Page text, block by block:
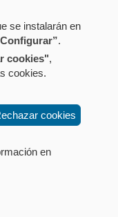
de cookies
Dcha - 31001
se instalarán en
.
cookies",
cookies.
cookies
en